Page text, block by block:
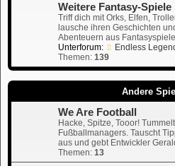
Weitere Fantasy-Spiele
Triff dich mit Orks, Elfen,
lausche ihren Geschichten
Abenteuern aus
Unterforum:
Endless
Themen: 139
Andere
We Are Football
Hacke, Spitze, Tooor!
Fußballmanagers. Tauscht
aus und gebt Entwickler
Themen: 13